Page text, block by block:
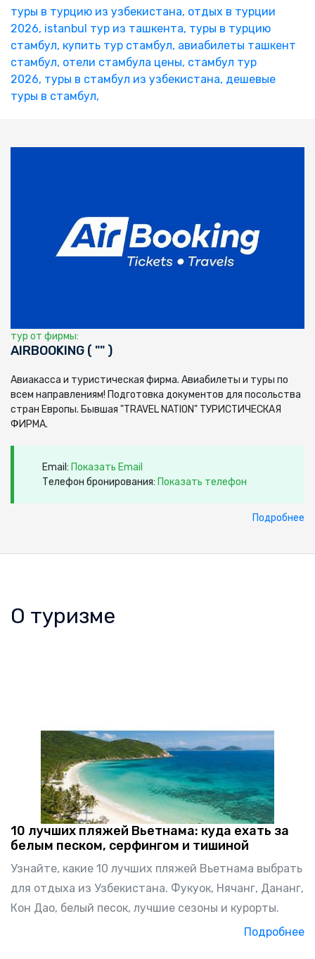
туры в турцию из узбекистана, отдых в турции
2026, istanbul тур из ташкента, туры в турцию
стамбул, купить тур стамбул, авиабилеты ташкент
стамбул, отели стамбула цены, стамбул тур
2026, туры в стамбул из узбекистана, дешевые
туры в стамбул,
тур от фирмы:
AIRBOOKING ( "" )
Авиакасса и туристическая фирма. Авиабилеты и туры по
всем направлениям! Подготовка документов для посольства
стран Европы. Бывшая "TRAVEL NATION" ТУРИСТИЧЕСКАЯ
ФИРМА.
Email: Показать Email
Телефон бронирования: Показать телефон
Подробнее
О туризме
10 лучших пляжей Вьетнама: куда ехать за
белым песком, серфингом и тишиной
Узнайте, какие 10 лучших пляжей Вьетнама выбрать
для отдыха из Узбекистана. Фукуок, Нячанг, Дананг,
Кон Дао, белый песок, лучшие сезоны и курорты.
Подробнее